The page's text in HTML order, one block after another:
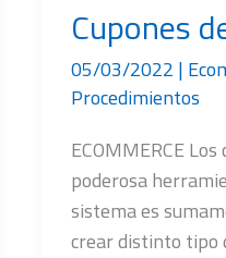
Cupones
05/03/2022 |
Procedimientos
ECOMMERCE
poderosa
sistema es
crear distinto tipo